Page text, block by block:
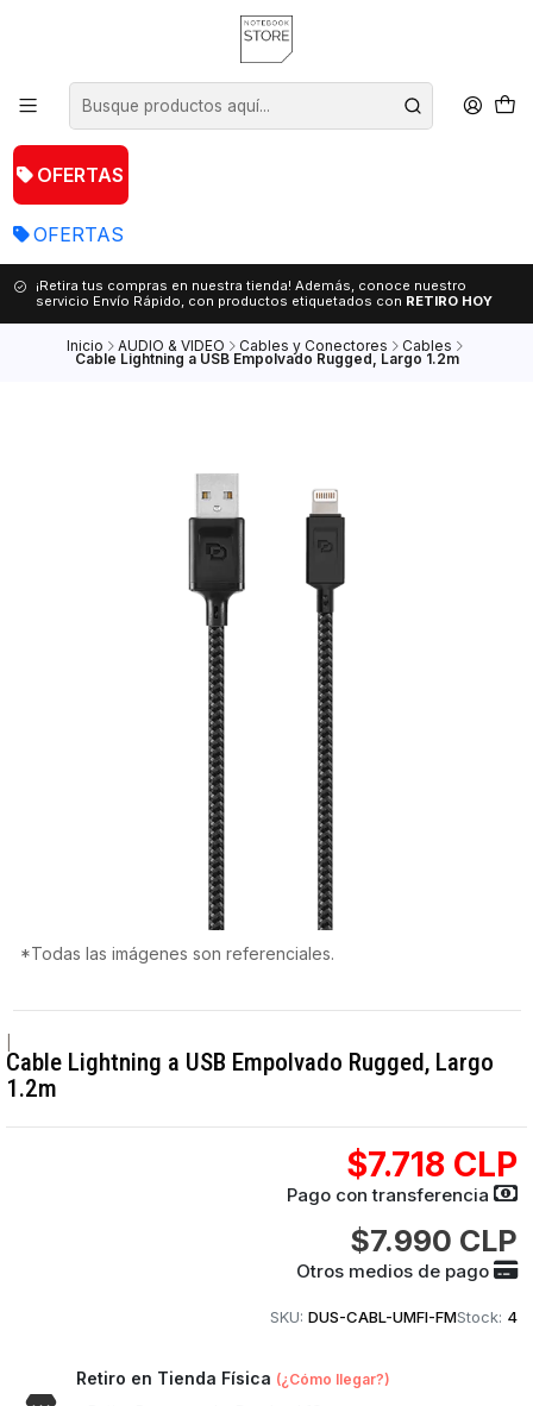
OFERTAS
OFERTAS
¡Retira tus compras en nuestra tienda! Además, conoce nuestro
servicio Envío Rápido, con productos etiquetados con RETIRO HOY
Inicio AUDIO & VIDEO Cables y Conectores Cables
Cable Lightning a USB Empolvado Rugged, Largo 1.2m
*Todas las imágenes son referenciales.
Cable Lightning a USB Empolvado Rugged, Largo
1.2m
$7.718 CLP
Pago con transferencia
$7.990 CLP
Otros medios de pago
SKU: DUS-CABL-UMFI-FMStock: 4
Retiro en Tienda Física (¿Cómo llegar?)